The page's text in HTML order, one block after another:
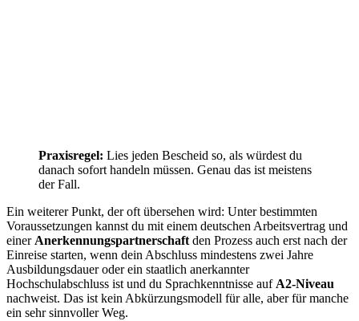
Praxisregel: Lies jeden Bescheid so, als würdest du
danach sofort handeln müssen. Genau das ist meistens
der Fall.
Ein weiterer Punkt, der oft übersehen wird: Unter bestimmten
Voraussetzungen kannst du mit einem deutschen Arbeitsvertrag und
einer Anerkennungspartnerschaft den Prozess auch erst nach der
Einreise starten, wenn dein Abschluss mindestens zwei Jahre
Ausbildungsdauer oder ein staatlich anerkannter
Hochschulabschluss ist und du Sprachkenntnisse auf A2-Niveau
nachweist. Das ist kein Abkürzungsmodell für alle, aber für manche
ein sehr sinnvoller Weg.